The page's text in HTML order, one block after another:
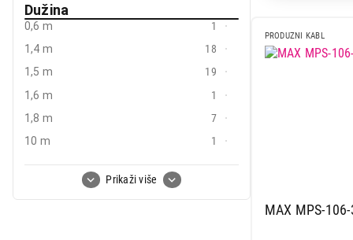
Dužina
Prikaži više
0,6 m
1
1,4 m
18
1,5 m
19
1,6 m
1
1,8 m
7
10 m
1
2 m
7
PRODUZNI KABL
MAX MPS-